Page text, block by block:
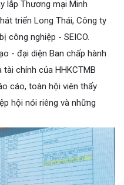
lắp Thương mại Minh
triển Long Thái, Công ty
công nghiệp - SEICO.
- đại diện Ban chấp hành
chính của HHKCTMB
cáo, toàn hội viên thấy
hội nói riêng và những